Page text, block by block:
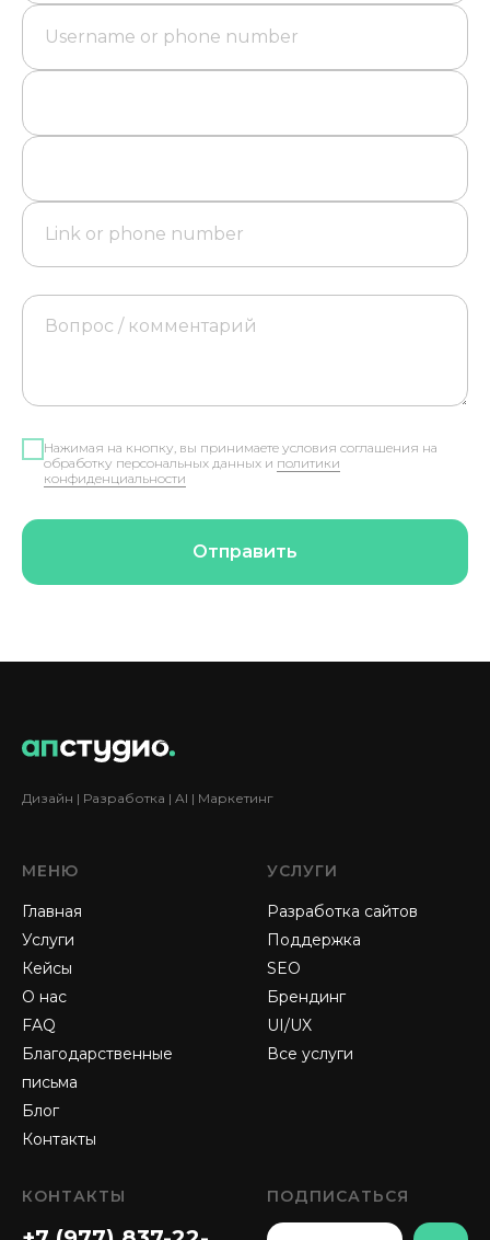
Нажимая на кнопку, вы принимаете условия соглашения на
обработку персональных данных и политики
конфиденциальности
Отправить
Дизайн | Разработка | AI | Маркетинг
МЕНЮ
Главная
Услуги
Кейсы
О нас
FAQ
Благодарственные
письма
Блог
Контакты
УСЛУГИ
Разработка сайтов
Поддержка
SEO
Брендинг
UI/UX
Все услуги
КОНТАКТЫ ПОДПИСАТЬСЯ